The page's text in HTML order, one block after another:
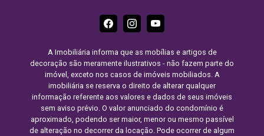
A Imobiliária informa que as mobílias e artigos de
decoração são meramente ilustrativos - não fazem parte do
imóvel, exceto nos casos de imóveis mobiliados. A
imobiliária se reserva o direito de alterar qualquer
informação referente aos valores e dados de seus imóveis
sem aviso prévio. O valor anunciado do condomínio é
aproximado, podendo ser maior, menor ou mesmo passível
de alteração no decorrer da locação. Pode ocorrer de algum